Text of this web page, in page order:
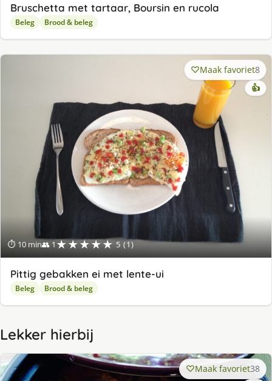
Bruschetta met tartaar, Boursin en rucola
Beleg Brood & beleg
⏱ 10 min👥 1★★★★★ 5 (1)
Maak favoriet8
👍
Pittig gebakken ei met lente-ui
Beleg Brood & beleg
Lekker hierbij
Maak favoriet38